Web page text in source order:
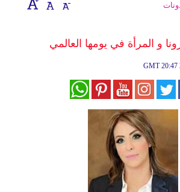
و المرأة في يومها العالمي
GMT